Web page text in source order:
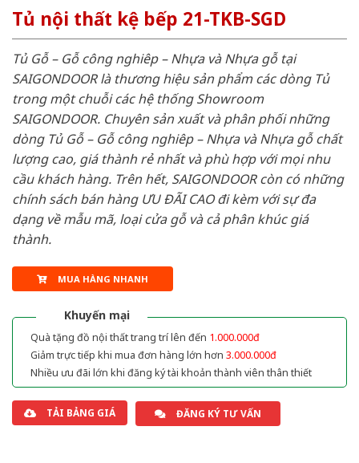
Tủ nội thất kệ bếp 21-TKB-SGD
Tủ Gỗ – Gỗ công nghiêp – Nhựa và Nhựa gỗ tại
SAIGONDOOR là thương hiệu sản phẩm các dòng Tủ
trong một chuỗi các hệ thống Showroom
SAIGONDOOR. Chuyên sản xuất và phân phối những
dòng Tủ Gỗ – Gỗ công nghiêp – Nhựa và Nhựa gỗ chất
lượng cao, giá thành rẻ nhất và phù hợp với mọi nhu
cầu khách hàng. Trên hết, SAIGONDOOR còn có những
chính sách bán hàng ƯU ĐÃI CAO đi kèm với sự đa
dạng về mẫu mã, loại cửa gỗ và cả phân khúc giá
thành.
MUA HÀNG NHANH
Khuyến mại
Quà tặng đồ nội thất trang trí lên đến 1.000.000đ
Giảm trực tiếp khi mua đơn hàng lớn hơn 3.000.000đ
Nhiều ưu đãi lớn khi đăng ký tài khoản thành viên thân thiết
TẢI BẢNG GIÁ ĐĂNG KÝ TƯ VẤN